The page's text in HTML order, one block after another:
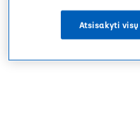
KarjeraAtsisakyti visų